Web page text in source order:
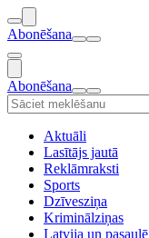
Abonēšana
Abonēšana
Aktuāli
Lasītājs jautā
Reklāmraksti
Sports
Dzīvesziņa
Kriminālziņas
Latvija un pasaulē